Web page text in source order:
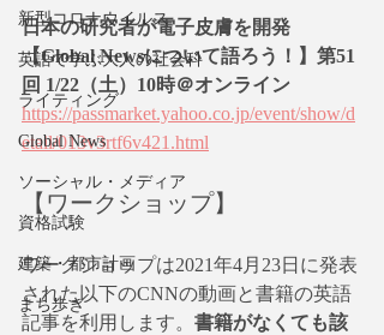
新型コロナウイルス
英語で学ぶ大人の社会科
ライティング
Global News
ソーシャル・メディア
資格試験
建築・都市計画
まち歩き
日本の研究者が電子皮膚を開発
【Global Newsについて語ろう！】第51
回 1/22（土）10時＠オンライン
https://passmarket.yahoo.co.jp/event/show/d
etail/013v3rtf6v421.html
【ワークショップ】
ワークショップは2021年4月23日に発表
された以下のCNNの動画と書籍の英語
記事を利用します。 書籍がなくても該